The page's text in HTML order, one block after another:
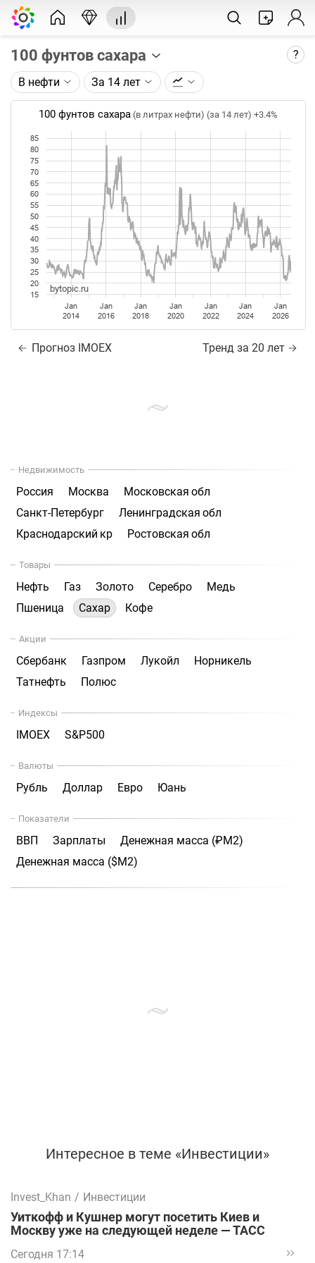
100 фунтов сахара ?
Описание графика:
Цена фьючерса на сахар, торгуемого на ICE.
Каждая точка на графике - цена закрытия дня,
недели или месяца. Оптимальный таймфрейм
(день, неделя, месяц) подбирается автоматически
при изменении глубины графика.
Данные добавляются ежедневно.
В нефти За 14 лет
100 фунтов сахара (в литрах нефти) (за 14 лет) +3.4%
Jan
2014
Jan
2016
Jan
2018
Jan
2020
Jan
2022
Jan
2024
Jan
2026
15
20
25
30
35
40
45
50
55
60
65
70
75
80
85
bytopic.ru
Прогноз IMOEX Тренд за 20 лет
Недвижимость
Россия Москва
Московская обл
Санкт-Петербург
Ленинградская обл
Краснодарский кр
Ростовская обл
Товары
Нефть Газ Золото Серебро
Медь
Пшеница
Сахар Кофе
Акции
Сбербанк Газпром Лукойл
Норникель
Татнефть
Полюс
Индексы
IMOEX S&P500
Валюты
Рубль Доллар Евро Юань
Показатели
ВВП Зарплаты
Денежная масса (₽М2)
Денежная масса ($М2)
Интересное в теме «Инвестиции»
Invest_Khan / Инвестиции
Уиткофф и Кушнер могут посетить Киев и
Москву уже на следующей неделе — ТАСС
Сегодня 17:14